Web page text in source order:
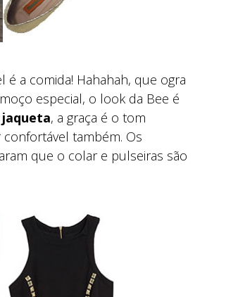
é a comida! Hahahah, que ogra
especial, o look da Bee é
jaqueta, a graça é o tom
também. Os
que o colar e pulseiras são